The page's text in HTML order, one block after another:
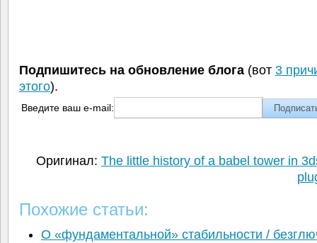
Подпишитесь на обновление блога (вот 3
этого).
Введите ваш e-mail:
Оригинал: The little history of a babel tower in
Похожие статьи:
О «фундаментальной» стабильности /